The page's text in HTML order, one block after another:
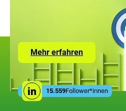
Mehr erfahrenZur
Seite
Leistungen
der
ZUG
Social
MediaLinkedin
15.559Follower*innen